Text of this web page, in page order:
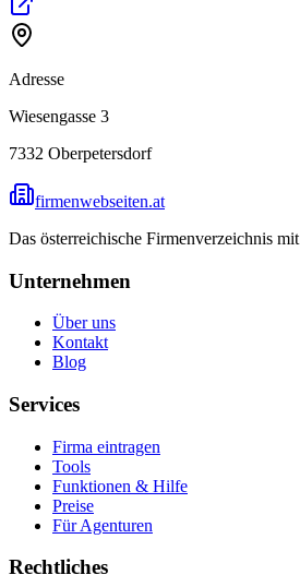
Adresse
Wiesengasse 3
7332 Oberpetersdorf
firmenwebseiten.at
Das österreichische Firmenverzeichnis
Unternehmen
Über uns
Kontakt
Blog
Services
Firma eintragen
Tools
Funktionen & Hilfe
Preise
Für Agenturen
Rechtliches